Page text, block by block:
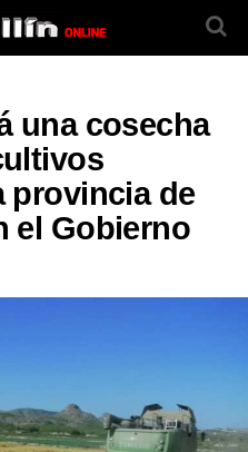
una cosecha
provincia de
el Gobierno